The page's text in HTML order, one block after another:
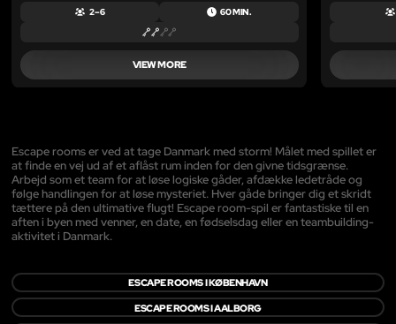
2 – 6 60 MIN.
VIEW MORE
Escape rooms er ved at tage Danmark med storm! Målet med spillet er
at finde en vej ud af et aflåst rum inden for den givne tidsgrænse.
Arbejd som et team for at løse logiske gåder, afdække ledetråde og
følge handlingen for at løse mysteriet. Hver gåde bringer dig et skridt
tættere på den ultimative flugt! Escape room-spil er fantastiske til en
aften i byen med venner, en date, en fødselsdag eller en teambuilding-
aktivitet i Danmark.
ESCAPE ROOMS I KØBENHAVN
ESCAPE ROOMS I AALBORG